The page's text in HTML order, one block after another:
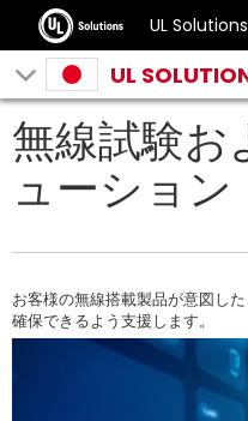
UL
UL
無線試験お
ューション
お客様の無線搭載製品が意図し
確保できるよう支援します。